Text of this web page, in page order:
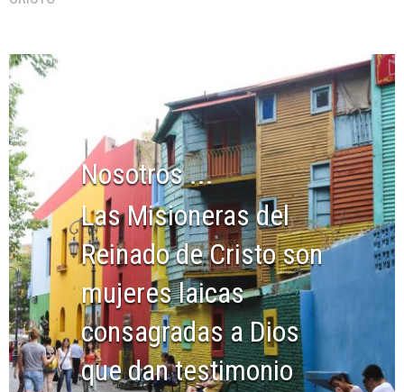
Nosotros ...
Las Misioneras del
Reinado de Cristo son
mujeres laicas
consagradas a Dios
que dan testimonio